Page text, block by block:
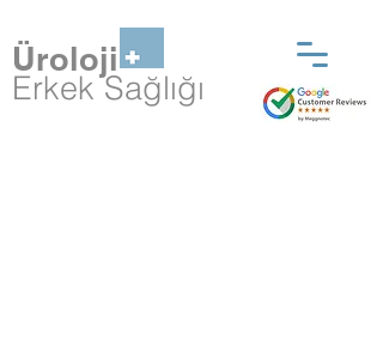
Üroloji
Erkek Sağlığı